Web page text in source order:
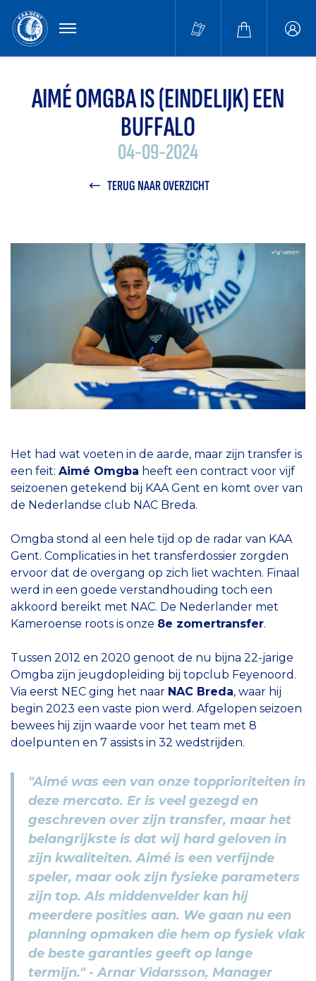
MENU
AIMÉ OMGBA IS (EINDELIJK) EEN
BUFFALO
04-09-2024
TERUG NAAR OVERZICHT
Het had wat voeten in de aarde, maar zijn transfer is
een feit: Aimé Omgba heeft een contract voor vijf
seizoenen getekend bij KAA Gent en komt over van
de Nederlandse club NAC Breda.
Omgba stond al een hele tijd op de radar van KAA
Gent. Complicaties in het transferdossier zorgden
ervoor dat de overgang op zich liet wachten. Finaal
werd in een goede verstandhouding toch een
akkoord bereikt met NAC. De Nederlander met
Kameroense roots is onze 8e zomertransfer.
Tussen 2012 en 2020 genoot de nu bijna 22-jarige
Omgba zijn jeugdopleiding bij topclub Feyenoord.
Via eerst NEC ging het naar NAC Breda, waar hij
begin 2023 een vaste pion werd. Afgelopen seizoen
bewees hij zijn waarde voor het team met 8
doelpunten en 7 assists in 32 wedstrijden.
"Aimé was een van onze topprioriteiten in
deze mercato. Er is veel gezegd en
geschreven over zijn transfer, maar het
belangrijkste is dat wij hard geloven in
zijn kwaliteiten. Aimé is een verfijnde
speler, maar ook zijn fysieke parameters
zijn top. Als middenvelder kan hij
meerdere posities aan. We gaan nu een
planning opmaken die hem op fysiek vlak
de beste garanties geeft op lange
termijn." - Arnar Vidarsson, Manager